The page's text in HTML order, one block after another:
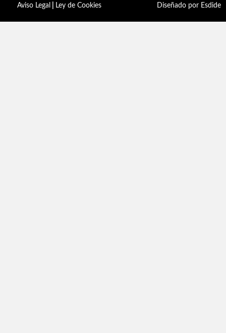
Aviso Legal
Ley de Cookies Diseñado por Esdide